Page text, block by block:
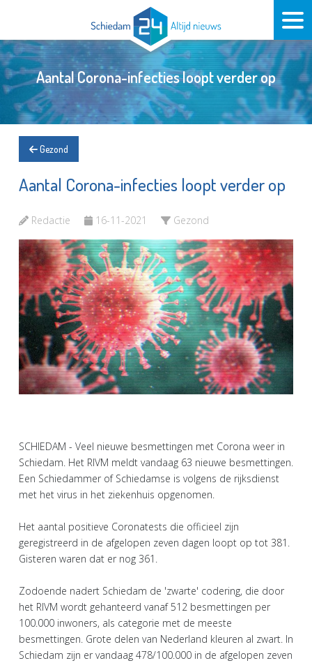
Aantal Corona-infecties loopt verder op
Gezond
Aantal Corona-infecties loopt verder op
Redactie 16-11-2021 Gezond
SCHIEDAM - Veel nieuwe besmettingen met Corona weer in
Schiedam. Het RIVM meldt vandaag 63 nieuwe besmettingen.
Een Schiedammer of Schiedamse is volgens de rijksdienst
met het virus in het ziekenhuis opgenomen.
Het aantal positieve Coronatests die officieel zijn
geregistreerd in de afgelopen zeven dagen loopt op tot 381.
Gisteren waren dat er nog 361.
Zodoende nadert Schiedam de 'zwarte' codering, die door
het RIVM wordt gehanteerd vanaf 512 besmettingen per
100.000 inwoners, als categorie met de meeste
besmettingen. Grote delen van Nederland kleuren al zwart. In
Schiedam zijn er vandaag 478/100.000 in de afgelopen zeven